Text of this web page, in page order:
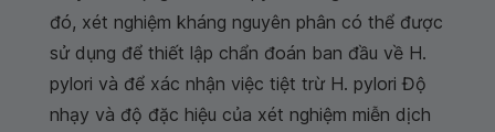
đó, xét nghiệm kháng nguyên phân có thể được
sử dụng để thiết lập chẩn đoán ban đầu về H.
pylori và để xác nhận việc tiệt trừ H. pylori Độ
nhạy và độ đặc hiệu của xét nghiệm miễn dịch